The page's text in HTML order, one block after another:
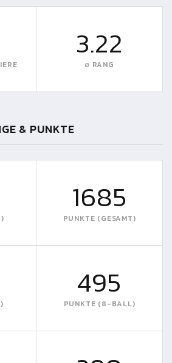
3.22
∅ RANG
& PUNKTE
1685
PUNKTE (GESAMT)
495
PUNKTE (8-BALL)